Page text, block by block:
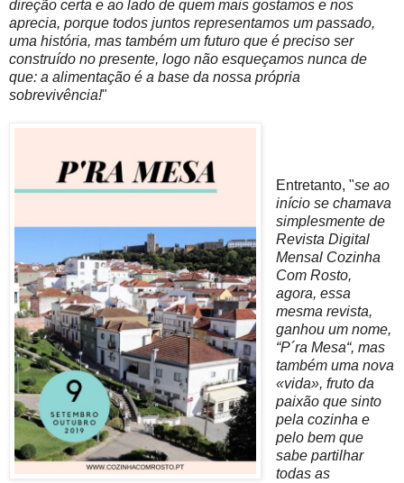
direção certa e ao lado de quem mais gostamos e nos
aprecia, porque todos juntos representamos um passado,
uma história, mas também um futuro que é preciso ser
construído no presente, logo não esqueçamos nunca de
que: a alimentação é a base da nossa própria
sobrevivência!"
Entretanto, "se ao
início se chamava
simplesmente de
Revista Digital
Mensal Cozinha
Com Rosto,
agora, essa
mesma revista,
ganhou um nome,
“P´ra Mesa“, mas
também uma nova
«vida», fruto da
paixão que sinto
pela cozinha e
pelo bem que
sabe partilhar
todas as